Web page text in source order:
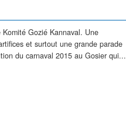
Gozié Kannaval. Une
et surtout une grande parade
du carnaval 2015 au Gosier qui...